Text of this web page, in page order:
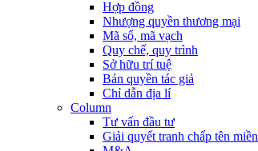
Hợp đồng
Nhượng quyền thương mại
Mã số, mã vạch
Quy chế, quy trình
Sở hữu trí tuệ
Bản quyền tác giả
Chỉ dẫn địa lí
Column
Tư vấn đầu tư
Giải quyết tranh chấp tên miền